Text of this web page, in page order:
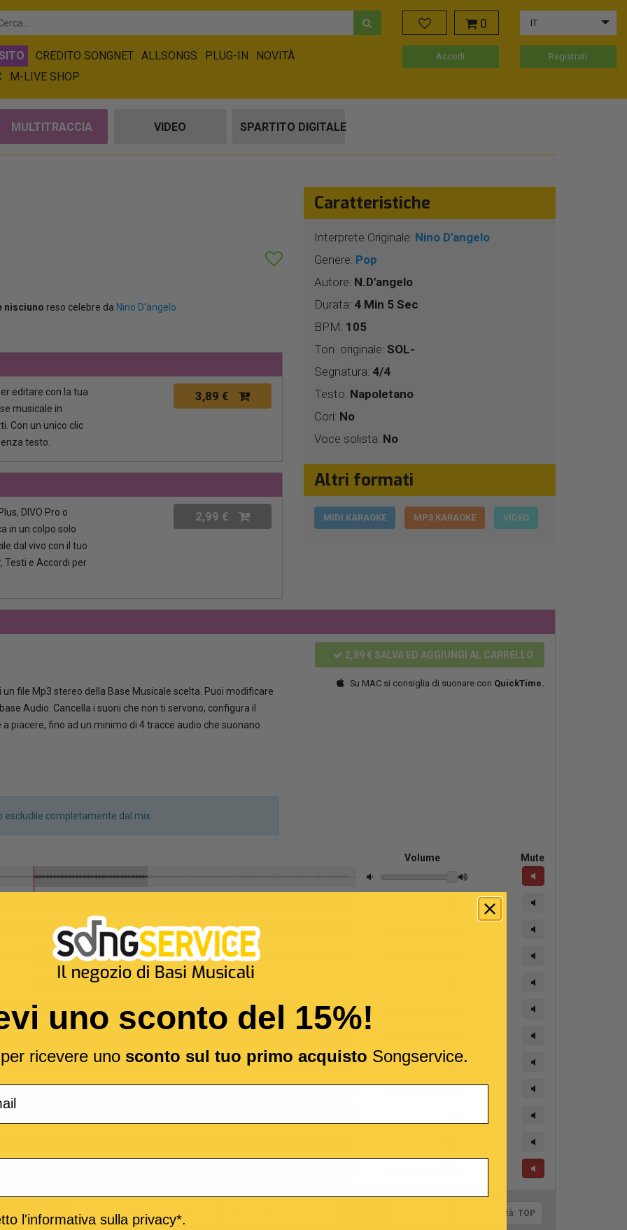
CREDITO SONGNET ALLSONGS PLUG-IN
NOVITÀ
M-LIVE SHOP
0 IT
Accedi Registrati
MULTITRACCIA VIDEO SPARTITO DIGITALE
nisciuno reso celebre da Nino D'angelo
editare con la tua
musicale in
Con un unico clic
testo.
3,89 €
DIVO Pro o
in un colpo solo
dal vivo con il tuo
Testi e Accordi per
2,99 €
Caratteristiche
Interprete Originale: Nino D'angelo
Genere: Pop
Autore: N.D'angelo
Durata: 4 Min 5 Sec
BPM: 105
Ton. originale: SOL-
Segnatura: 4/4
Testo: Napoletano
Cori: No
Voce solista: No
Altri formati
MIDI KARAOKE MP3 KARAOKE VIDEO
file Mp3 stereo della Base Musicale scelta. Puoi modificare
Audio. Cancella i suoni che non ti servono, configura il
piacere, fino ad un minimo di 4 tracce audio che suonano
2,89 €SALVA ED AGGIUNGI AL CARRELLO
Su MAC si consiglia di suonare con QuickTime.
escludile completamente dal mix
Volume
Mute
per il CLICK Stereo Sinistra Destra Qualità: TOP
uno sconto del 15%!
ricevere uno sconto sul tuo primo acquisto Songservice.
l'informativa sulla privacy*.